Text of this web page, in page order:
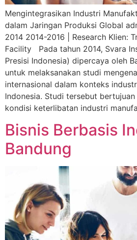
Mengintegrasikan Industri
dalam Jaringan Produksi Global
2014 2014-2016 | Research Klien:
Facility Pada tahun 2014, Svara
Presisi Indonesia) dipercaya oleh
untuk melaksanakan studi
internasional dalam konteks
Indonesia. Studi tersebut
kondisi keterlibatan industri
Bisnis Berbasis
Bandung